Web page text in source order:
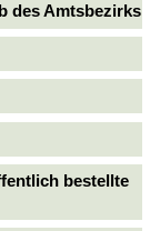
des Amtsbezirks
bestellte